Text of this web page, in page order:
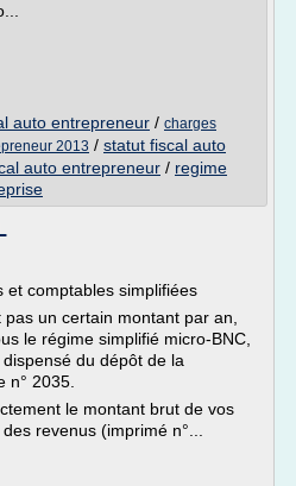
auto entrepreneur / charges
2013 / statut fiscal auto
auto entrepreneur / regime
et comptables simplifiées
un certain montant par an,
le régime simplifié micro-BNC,
du dépôt de la
n° 2035.
le montant brut de vos
revenus (imprimé n°...